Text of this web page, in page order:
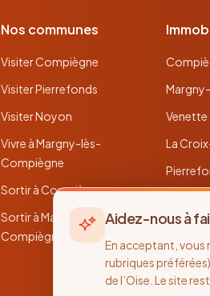
Nos communes
Visiter Compiègne
Visiter Pierrefonds
Visiter Noyon
Vivre à Margny-lès-
Compiègne
Sortir à Compiègne
Sortir à Margny-lès-
Compiègne
Venette
La
Noyon
Aidez-nous à
En acceptant, vous
rubriques
de l’Oise. Le site